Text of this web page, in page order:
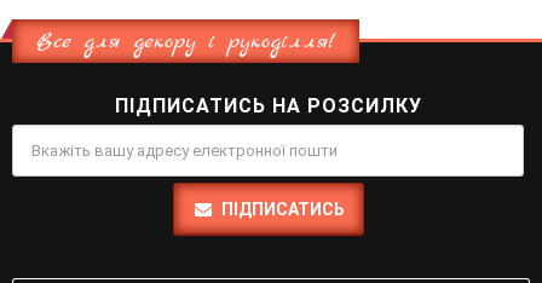
Все для декору і рукоділля!
ПІДПИСАТИСЬ НА РОЗСИЛКУ
ПІДПИСАТИСЬ